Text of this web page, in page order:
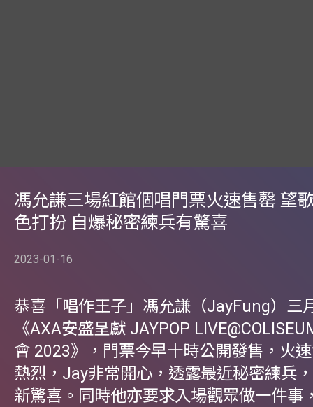
馮允謙三場紅館個唱門票火速售罄 望
色打扮 自爆秘密練兵有驚喜
2023-01-16
恭喜「唱作王子」馮允謙（JayFung）三
《AXA安盛呈獻 JAYPOP
會 2023》，門票今早十時公開發售，火
熱烈，Jay非常開心，透露最近秘密練兵
新驚喜。同時他亦要求入場觀眾做一件事